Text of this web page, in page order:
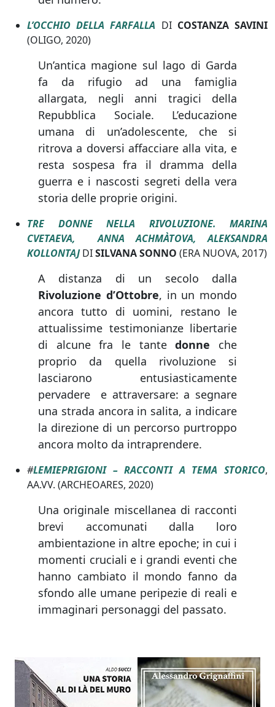
L’OCCHIO DELLA FARFALLA DI COSTANZA SAVINI
(OLIGO, 2020)
Un’antica magione sul lago di Garda
fa da rifugio ad una famiglia
allargata, negli anni tragici della
Repubblica Sociale. L’educazione
umana di un’adolescente, che si
ritrova a doversi affacciare alla vita, e
resta sospesa fra il dramma della
guerra e i nascosti segreti della vera
storia delle proprie origini.
TRE DONNE NELLA RIVOLUZIONE. MARINA
CVETAEVA, ANNA ACHMÀTOVA, ALEKSANDRA
KOLLONTAJDISILVANA SONNO (ERA NUOVA, 2017)
A distanza di un secolo dalla
Rivoluzione d’Ottobre, in un mondo
ancora tutto di uomini, restano le
attualissime testimonianze libertarie
di alcune fra le tantedonne che
proprio da quella rivoluzione si
lasciarono entusiasticamente
pervadere e attraversare: a segnare
una strada ancora in salita, a indicare
la direzione di un percorso purtroppo
ancora molto da intraprendere.
#LEMIEPRIGIONI – RACCONTI A TEMA STORICO,
AA.VV. (ARCHEOARES, 2020)
Una originale miscellanea di racconti
brevi accomunati dalla loro
ambientazione in altre epoche; in cui i
momenti cruciali e i grandi eventi che
hanno cambiato il mondo fanno da
sfondo alle umane peripezie di reali e
immaginari personaggi del passato.